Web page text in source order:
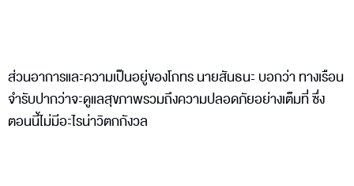
ส่วนอาการและความเป็นอยู่ของโกทร นายสันธนะ บอกว่า ทางเรือน
จำรับปากว่าจะดูแลสุขภาพรวมถึงความปลอดภัยอย่างเต็มที่ ซึ่ง
ตอนนี้ไม่มีอะไรน่าวิตกกังวล